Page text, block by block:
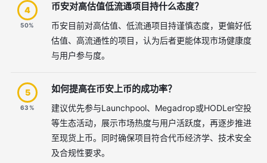
4
50%
币安对高估值低流通项目持什么态度？
币安目前对高估值、低流通项目持谨慎态度，更偏好低
估值、高流通性的项目，认为后者更能体现市场健康度
与用户参与度。
5
63%
如何提高在币安上币的成功率？
建议优先参与Launchpool、Megadrop或HODLer空投
等生态活动，展示市场热度与用户活跃度，再逐步推进
至现货上币。同时确保项目符合代币经济学、技术安全
及合规性要求。